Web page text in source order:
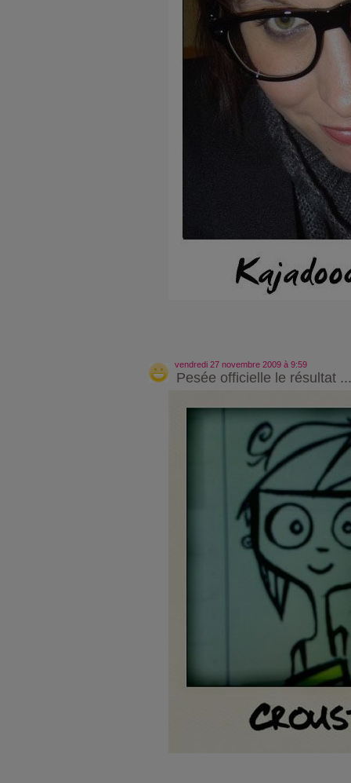
vendredi 27 novembre 2009 à 9:59
Pesée officielle le résultat ...